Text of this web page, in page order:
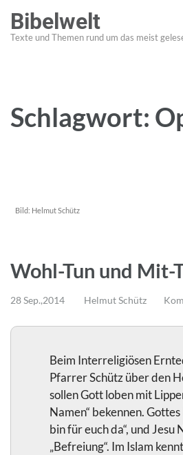
Inhalt
springen
Bibelwelt
Texte und Themen rund um das meist
Schlagwort:
Bild: Helmut Schütz
Wohl-Tun und Mit-
28 Sep.,2014 Helmut Schütz
Beim Interreligiösen
Pfarrer Schütz über den
sollen Gott loben mit
Namen“ bekennen.
bin für euch da“, und Jesu
„Befreiung“. Im Islam